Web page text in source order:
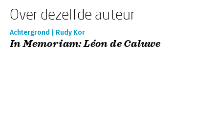
Over dezelfde auteur
Achtergrond | Rudy Kor
In Memoriam: Léon de Caluwe